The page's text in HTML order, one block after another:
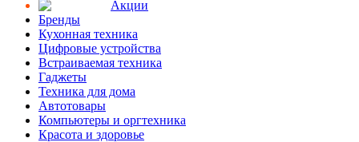
Aкции
Бренды
Кухонная техника
Цифровые устройства
Встраиваемая техника
Гаджеты
Техника для дома
Автотовары
Компьютеры и оргтехника
Красота и здоровье